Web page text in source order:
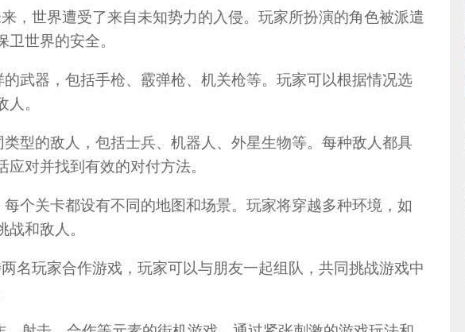
，世界遭受了来自未知势力的入侵。玩家所扮演的角色被派遣
世界的安全。
武器，包括手枪、霰弹枪、机关枪等。玩家可以根据情况选
。
型的敌人，包括士兵、机器人、外星生物等。每种敌人都具
对并找到有效的对付方法。
个关卡都设有不同的地图和场景。玩家将穿越多种环境，如
和敌人。
名玩家合作游戏，玩家可以与朋友一起组队，共同挑战游戏中